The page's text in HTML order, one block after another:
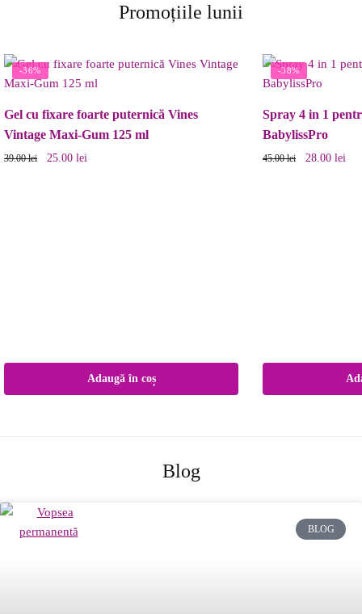
Promoțiile lunii
-36%
Gel cu fixare foarte puternică Vines
Vintage Maxi-Gum 125 ml
39.00lei 25.00 lei
Adaugă în coș
-38%
Spray 4 in 1
BabylissPro
45.00lei 28.00 lei
Blog
BLOG